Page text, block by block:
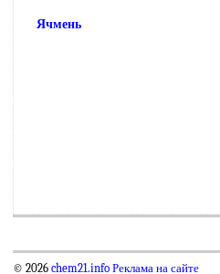
Ячмень
© 2026 chem21.info Реклама на сайте